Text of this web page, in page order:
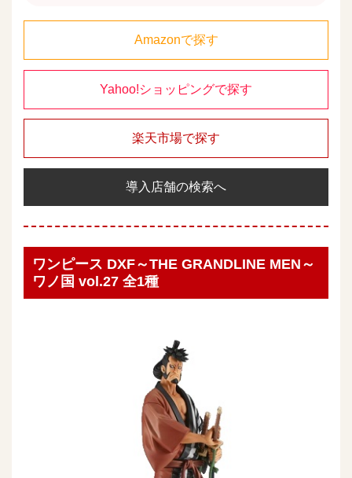
Amazonで探す
Yahoo!ショッピングで探す
楽天市場で探す
導入店舗の検索へ
ワンピース DXF～THE GRANDLINE MEN～
ワノ国 vol.27 全1種